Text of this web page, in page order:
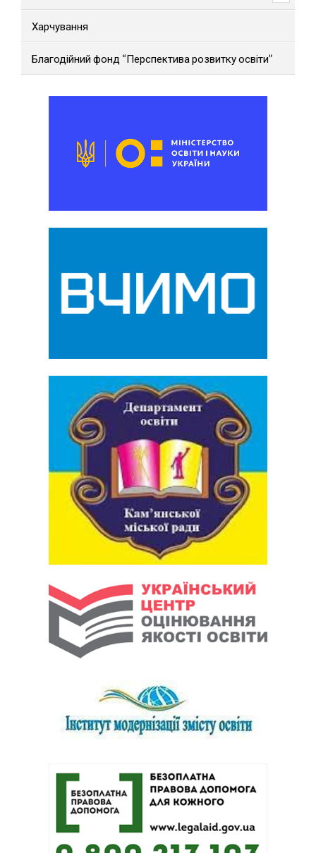
Харчування
Благодійний фонд “Перспектива розвитку освіти”